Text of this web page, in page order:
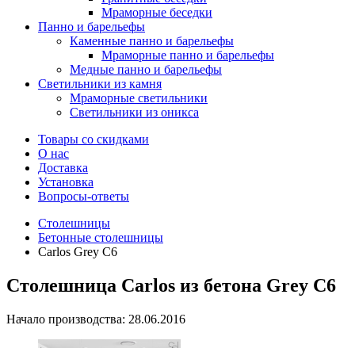
Мраморные беседки
Панно и барельефы
Каменные панно и барельефы
Мраморные панно и барельефы
Медные панно и барельефы
Светильники из камня
Мраморные светильники
Светильники из оникса
Товары со скидками
О нас
Доставка
Установка
Вопросы-ответы
Столешницы
Бетонные столешницы
Carlos Grey C6
Столешница Carlos из бетона Grey C6
Начало производства: 28.06.2016